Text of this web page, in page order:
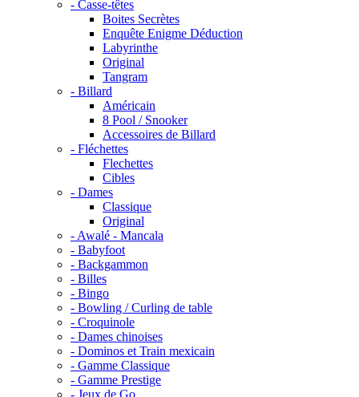
- Casse-têtes
Boites Secrètes
Enquête Enigme Déduction
Labyrinthe
Original
Tangram
- Billard
Américain
8 Pool / Snooker
Accessoires de Billard
- Fléchettes
Flechettes
Cibles
- Dames
Classique
Original
- Awalé - Mancala
- Babyfoot
- Backgammon
- Billes
- Bingo
- Bowling / Curling de table
- Croquinole
- Dames chinoises
- Dominos et Train mexicain
- Gamme Classique
- Gamme Prestige
- Jeux de Go